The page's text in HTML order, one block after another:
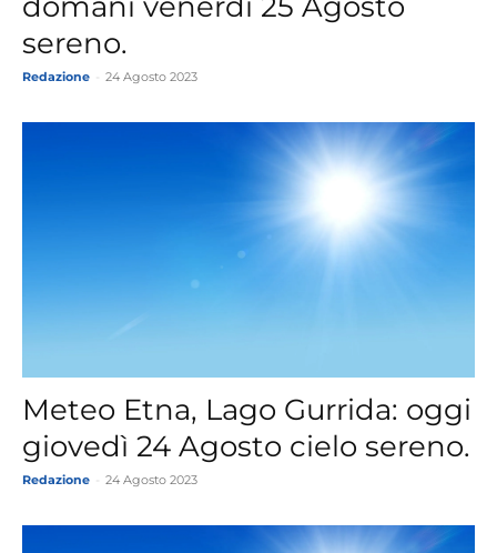
domani venerdì 25 Agosto
sereno.
Redazione 24 Agosto 2023
Meteo Etna, Lago Gurrida: oggi
giovedì 24 Agosto cielo sereno.
Redazione 24 Agosto 2023